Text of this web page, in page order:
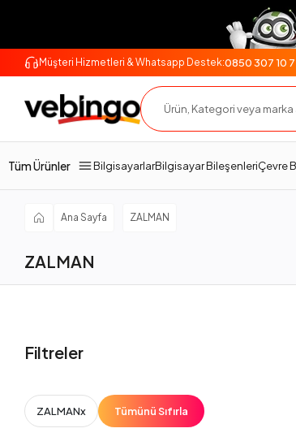
Müşteri Hizmetleri & Whatsapp Destek:0850 307 10
Tüm Ürünler BilgisayarlarBilgisayar BileşenleriÇevre
Ana Sayfa ZALMAN
ZALMAN
Filtreler
ZALMANx Tümünü Sıfırla